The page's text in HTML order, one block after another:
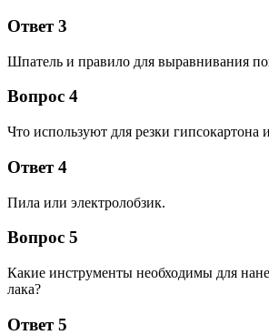
Ответ 3
Шпатель и правило для выравнивания
Вопрос 4
Что используют для резки гипсокартона
Ответ 4
Пила или электролобзик.
Вопрос 5
Какие инструменты необходимы для
лака?
Ответ 5